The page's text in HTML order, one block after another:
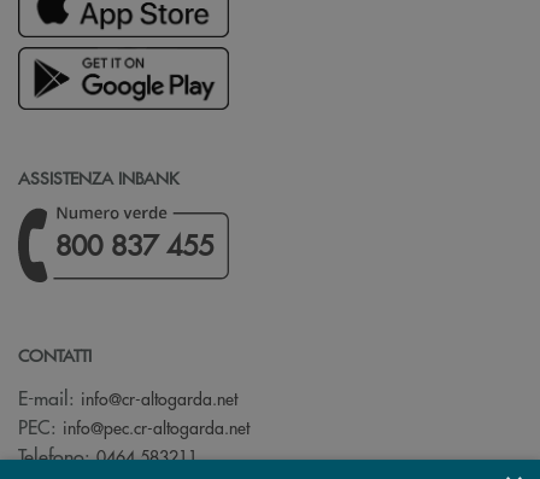
ASSISTENZA INBANK
800 837 455
CONTATTI
E-mail: info@cr-altogarda.net(si apre l’app di posta elettronica)
PEC: info@pec.cr-altogarda.net(si apre l’app di posta elettronica)
Telefono:0464 583211